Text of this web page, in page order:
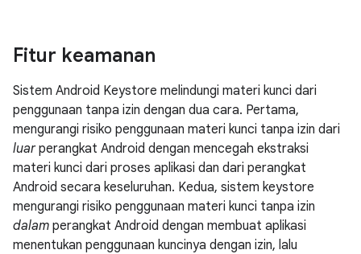
Fitur keamanan
Sistem Android Keystore melindungi materi kunci dari
penggunaan tanpa izin dengan dua cara. Pertama,
mengurangi risiko penggunaan materi kunci tanpa izin dari
luarperangkat Android dengan mencegah ekstraksi
materi kunci dari proses aplikasi dan dari perangkat
Android secara keseluruhan. Kedua, sistem keystore
mengurangi risiko penggunaan materi kunci tanpa izin
dalam perangkat Android dengan membuat aplikasi
menentukan penggunaan kuncinya dengan izin, lalu